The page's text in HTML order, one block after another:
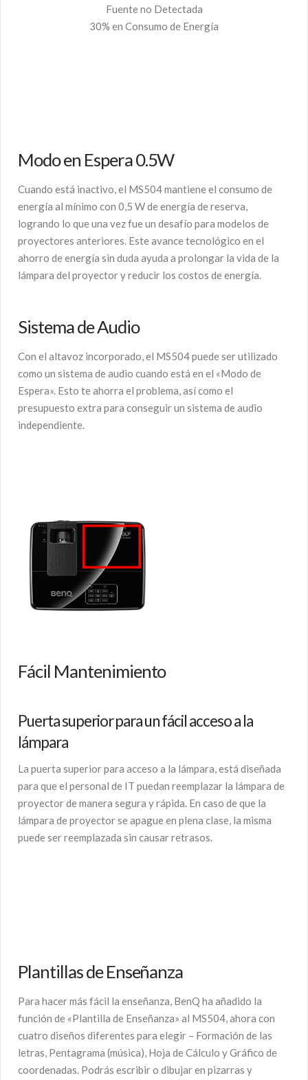
Fuente no Detectada
30% en Consumo de Energía
Modo en Espera 0.5W
Cuando está inactivo, el MS504 mantiene el consumo de
energía al mínimo con 0,5 W de energía de reserva,
logrando lo que una vez fue un desafío para modelos de
proyectores anteriores. Este avance tecnológico en el
ahorro de energía sin duda ayuda a prolongar la vida de la
lámpara del proyector y reducir los costos de energía.
Sistema de Audio
Con el altavoz incorporado, el MS504 puede ser utilizado
como un sistema de audio cuando está en el «Modo de
Espera». Esto te ahorra el problema, así como el
presupuesto extra para conseguir un sistema de audio
independiente.
Fácil Mantenimiento
Puerta superior para un fácil acceso a la
lámpara
La puerta superior para acceso a la lámpara, está diseñada
para que el personal de IT puedan reemplazar la lámpara de
proyector de manera segura y rápida. En caso de que la
lámpara de proyector se apague en plena clase, la misma
puede ser reemplazada sin causar retrasos.
Plantillas de Enseñanza
Para hacer más fácil la enseñanza, BenQ ha añadido la
función de «Plantilla de Enseñanza» al MS504, ahora con
cuatro diseños diferentes para elegir – Formación de las
letras, Pentagrama (música), Hoja de Cálculo y Gráfico de
coordenadas. Podrás escribir o dibujar en pizarras y